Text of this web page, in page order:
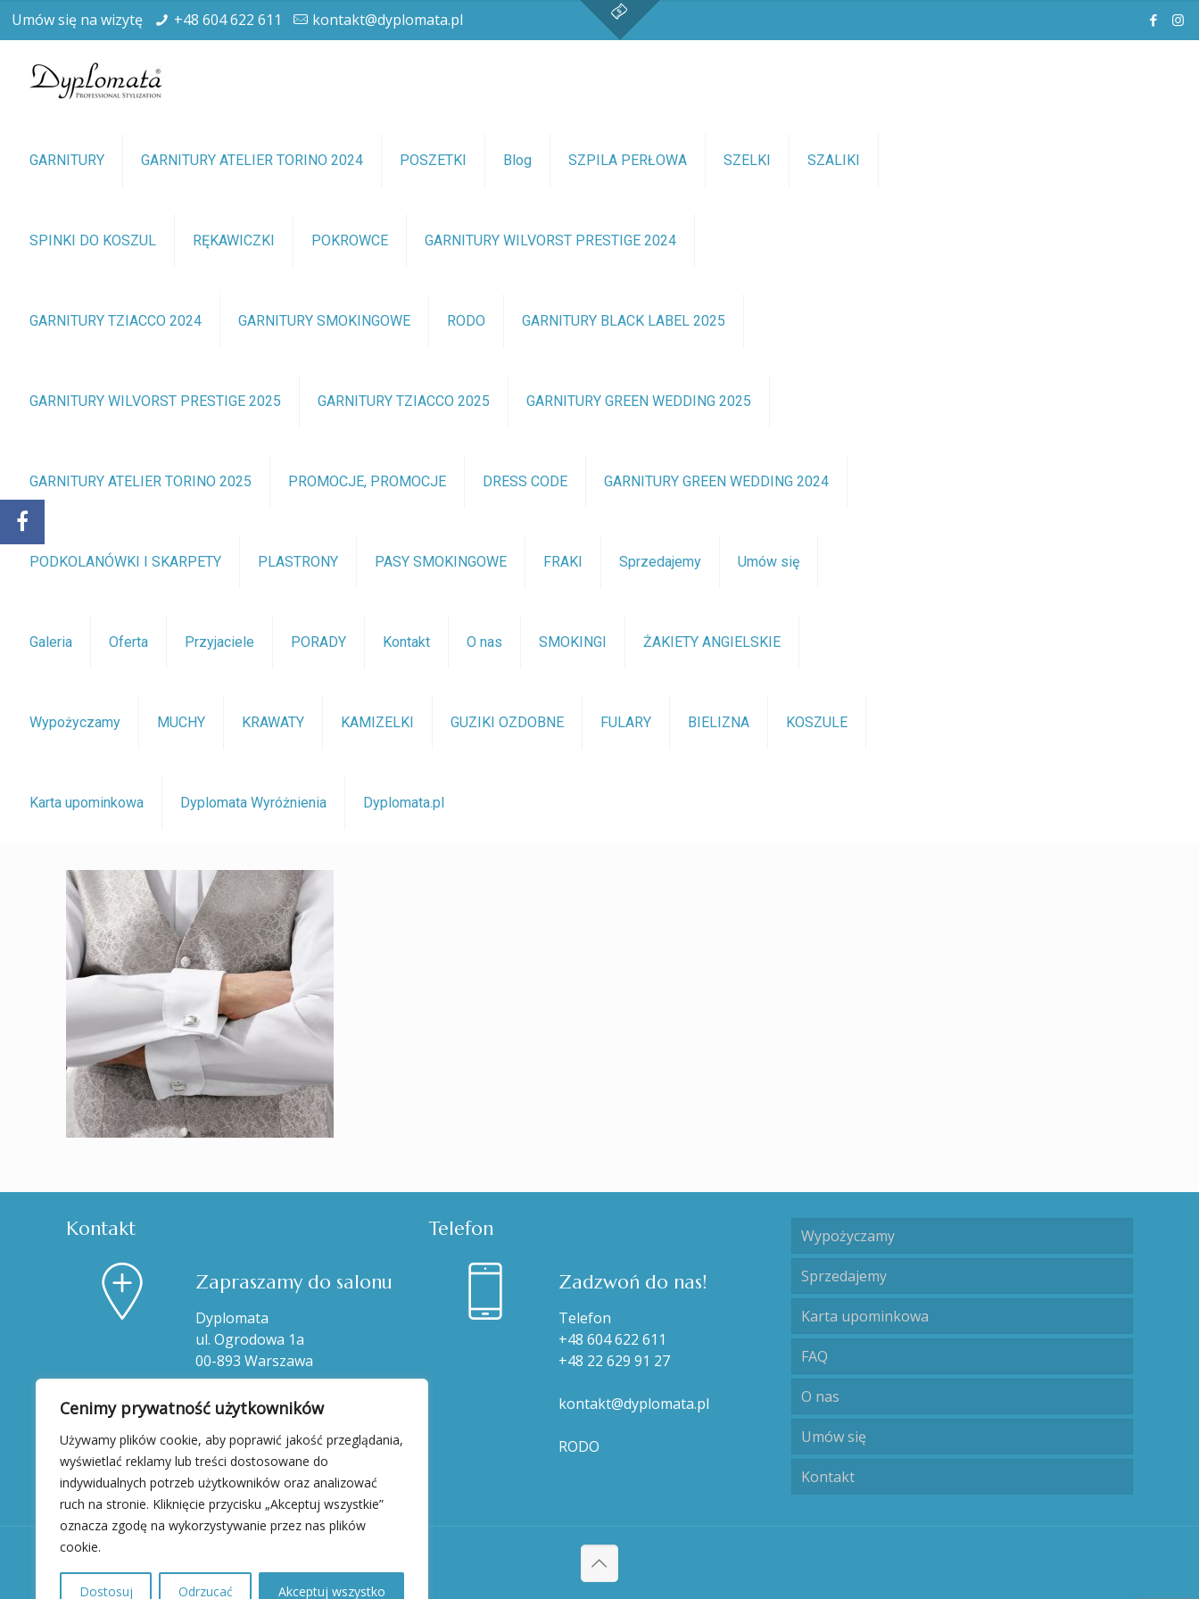
Cenimy prywatność użytkowników
Używamy plików cookie, aby poprawić jakość przeglądania,
wyświetlać reklamy lub treści dostosowane do
indywidualnych potrzeb użytkowników oraz analizować
ruch na stronie. Kliknięcie przycisku „Akceptuj wszystkie”
oznacza zgodę na wykorzystywanie przez nas plików
cookie.
Dostosuj Odrzucać Akceptuj wszystko
Umów się na wizytę +48 604 622 611 kontakt@dyplomata.pl
GARNITURY GARNITURY ATELIER TORINO 2024 POSZETKI Blog SZPILA PERŁOWA SZELKI SZALIKI
SPINKI DO KOSZUL RĘKAWICZKI POKROWCE GARNITURY WILVORST PRESTIGE 2024
GARNITURY TZIACCO 2024 GARNITURY SMOKINGOWE RODO GARNITURY BLACK LABEL 2025
GARNITURY WILVORST PRESTIGE 2025 GARNITURY TZIACCO 2025 GARNITURY GREEN WEDDING 2025
GARNITURY ATELIER TORINO 2025 PROMOCJE, PROMOCJE DRESS CODE GARNITURY GREEN WEDDING 2024
PODKOLANÓWKI I SKARPETY PLASTRONY PASY SMOKINGOWE FRAKI Sprzedajemy Umów się
Galeria Oferta Przyjaciele PORADY Kontakt O nas SMOKINGI ŻAKIETY ANGIELSKIE
Wypożyczamy MUCHY KRAWATY KAMIZELKI GUZIKI OZDOBNE FULARY BIELIZNA KOSZULE
Karta upominkowa Dyplomata Wyróżnienia Dyplomata.pl
Kontakt
Zapraszamy do salonu
Dyplomata
ul. Ogrodowa 1a
00-893 Warszawa
Telefon
Zadzwoń do nas!
Telefon
+48 604 622 611
+48 22 629 91 27
kontakt@dyplomata.pl
RODO
Wypożyczamy
Sprzedajemy
Karta upominkowa
FAQ
O nas
Umów się
Kontakt